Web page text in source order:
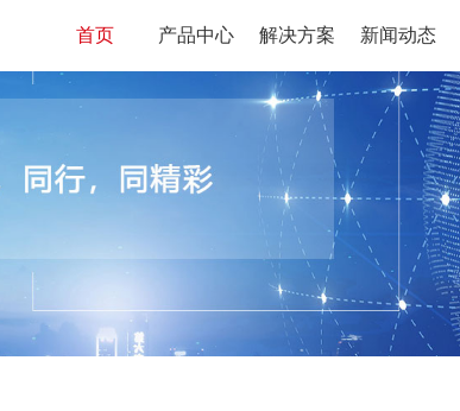
首页 产品中心 解决方案 新闻动态